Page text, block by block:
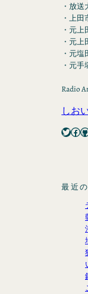
・放送
・上
・元
・元
・元
・元
Radio
しお
Twitter Facebook GitHub
最近